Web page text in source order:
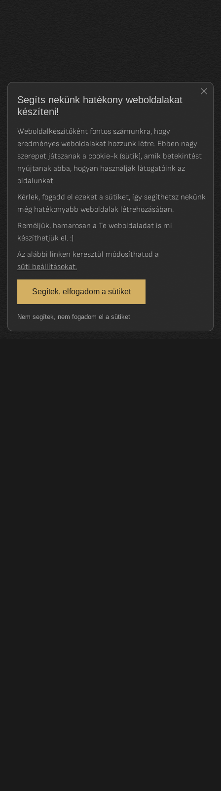
Segíts nekünk hatékony weboldalakat
készíteni!
Weboldalkészítőként fontos számunkra, hogy
eredményes weboldalakat hozzunk létre. Ebben nagy
szerepet játszanak a cookie-k (sütik), amik betekintést
nyújtanak abba, hogyan használják látogatóink az
oldalunkat.
Kérlek, fogadd el ezeket a sütiket, így segíthetsz nekünk
még hatékonyabb weboldalak létrehozásában.
Reméljük, hamarosan a Te weboldaladat is mi
készíthetjük el. :)
Az alábbi linken keresztül módosíthatod a
süti beállításokat.
Segítek, elfogadom a sütiket
Nem segítek, nem fogadom el a sütiket